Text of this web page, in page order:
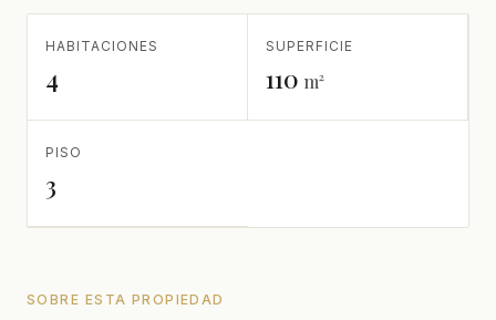
HABITACIONES
4
SUPERFICIE
110 m²
PISO
3
SOBRE ESTA PROPIEDAD